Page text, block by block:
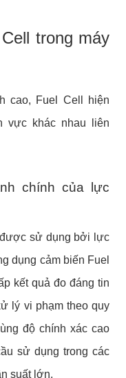
trong máy
cao, Fuel Cell hiện
vực khác nhau liên
chính của lực
được sử dụng bởi lực
dụng cảm biến Fuel
kết quả đo đáng tin
lý vi phạm theo quy
độ chính xác cao
sử dụng trong các
suất lớn.